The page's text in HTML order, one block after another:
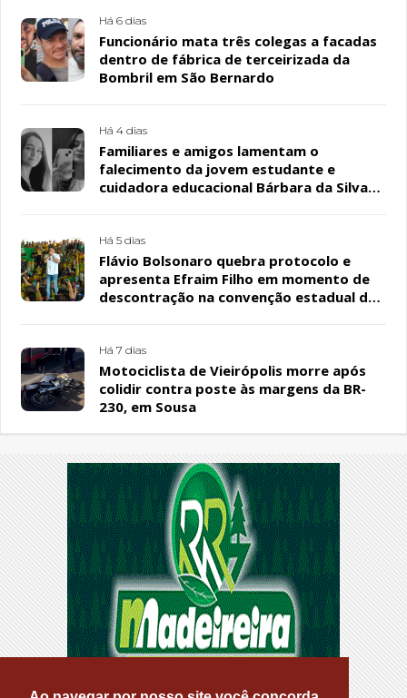
Há 6 dias
Funcionário mata três colegas a facadas
dentro de fábrica de terceirizada da
Bombril em São Bernardo
Há 4 dias
Familiares e amigos lamentam o
falecimento da jovem estudante e
cuidadora educacional Bárbara da Silva
Há 5 dias
Flávio Bolsonaro quebra protocolo e
apresenta Efraim Filho em momento de
descontração na convenção estadual do
Há 7 dias
Motociclista de Vieirópolis morre após
colidir contra poste às margens da BR-
230, em Sousa